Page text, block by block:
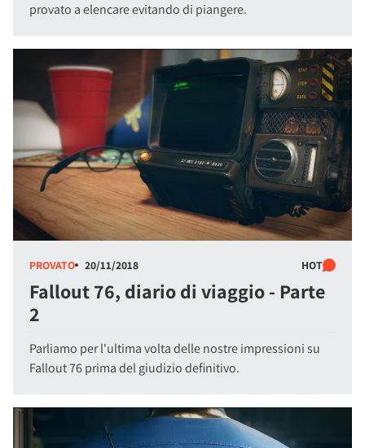
provato a elencare evitando di piangere.
PROVATO 20/11/2018 HOT
Fallout 76, diario di viaggio - Parte
2
Parliamo per l'ultima volta delle nostre impressioni su
Fallout 76 prima del giudizio definitivo.